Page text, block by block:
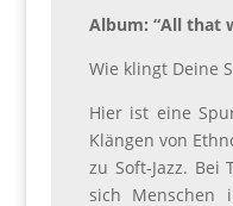
Album: “All that
Wie klingt Deine
Hier ist eine
Klängen von
zu Soft-Jazz. Bei
sich Menschen